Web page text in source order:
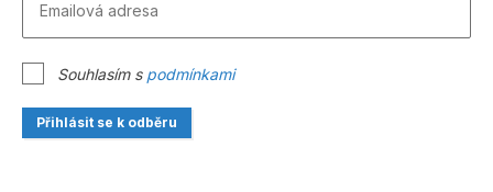
Souhlasím s podmínkami
Přihlásit se k odběru